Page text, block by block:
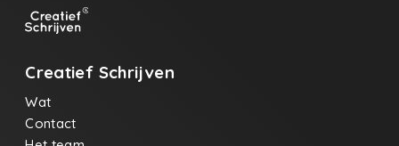
Creatief Schrijven
Wat
Contact